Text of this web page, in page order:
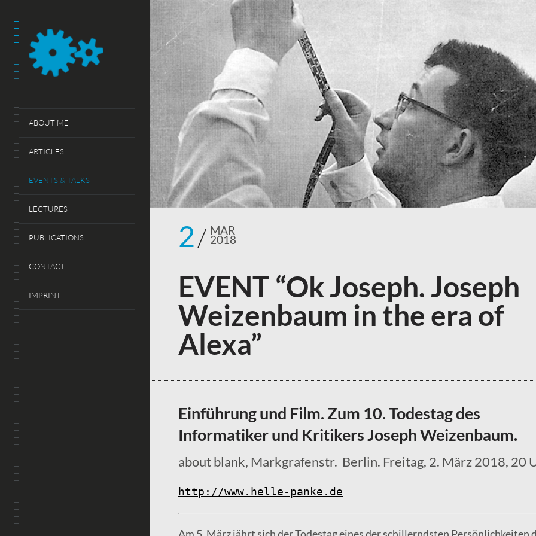
ABOUT ME
ARTICLES
EVENTS & TALKS
LECTURES
PUBLICATIONS
CONTACT
IMPRINT
2 MAR
2018
EVENT “Ok Joseph. Joseph
Weizenbaum in the era of
Alexa”
Einführung und Film. Zum 10. Todestag des
Informatiker und Kritikers Joseph Weizenbaum.
about blank, Markgrafenstr. Berlin. Freitag, 2. März 2018, 20
http://www.helle-panke.de